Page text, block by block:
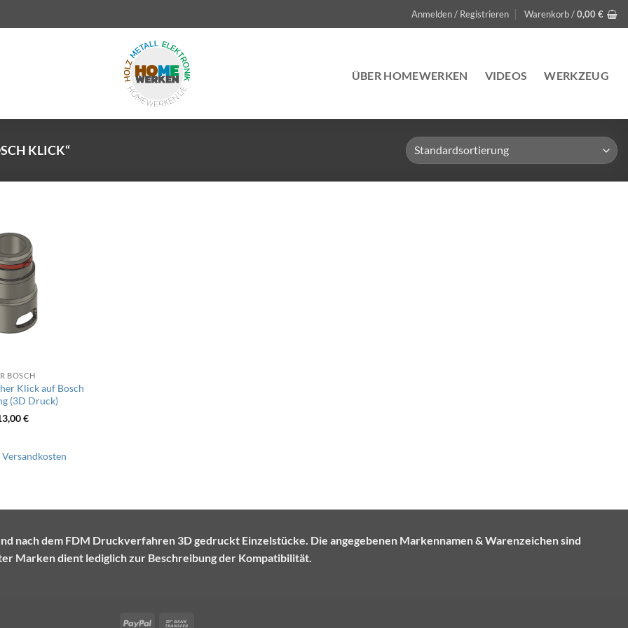
Anmelden / Registrieren Warenkorb /0,00€
ÜBER HOMEWERKEN VIDEOS WERKZEUG
KLICK“
BOSCH
Klick auf Bosch
(3D Druck)
€
Versandkosten
nach dem FDM Druckverfahren 3D gedruckt Einzelstücke. Die angegebenen Markennamen & Warenzeichen sind
Marken dient lediglich zur Beschreibung der Kompatibilität.
PayPal